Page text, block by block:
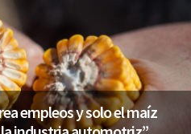
empleos y solo el maíz